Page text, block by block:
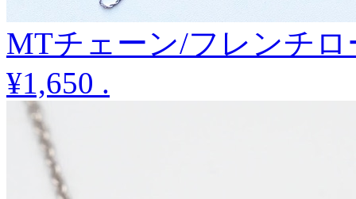
MTチェーン/フレンチロ
¥1,650 .